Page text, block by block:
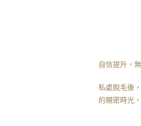
自信提升，
私處脫毛後
的親密時光